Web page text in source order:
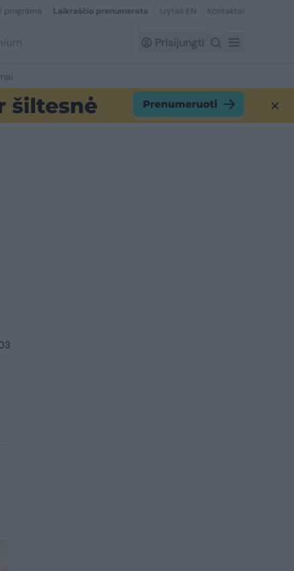
programa Laikraščio prenumerata Lrytas EN Kontaktai
Prisijungti